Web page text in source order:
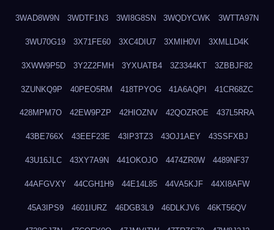
3WAD8W9N 3WDTF1N3 3WI8G8SN 3WQDYCWK 3WTTA97N
3WU70G19 3X71FE60 3XC4DIU7 3XMIH0VI 3XMLLD4K
3XWW9P5D 3Y2Z2FMH 3YXUATB4 3Z3344KT 3ZBBJF82
3ZUNKQ9P 40PEO5RM 418TPYOG 41A6AQPI 41CR68ZC
428MPM7O 42EW9PZP 42HIOZNV 42QOZROE 437L5RRA
43BE766X 43EEF23E 43IP3TZ3 43OJ1AEY 43SSFXBJ
43U16JLC 43XY7A9N 441OKOJO 4474ZR0W 4489NF37
44AFGVXY 44CGH1H9 44E14L85 44VA5KJF 44XI8AFW
45A3IPS9 4601IURZ 46DGB3L9 46DLKJV6 46KT56QV